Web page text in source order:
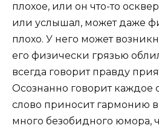
плохое, или он что-то
или услышал, может даже
плохо. У него может
его физически грязью
всегда говорит правду
Осознанно говорит каждое
слово приносит гармонию
много безобидного юмора,